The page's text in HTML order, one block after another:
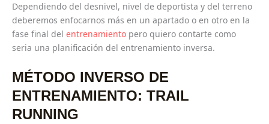
Dependiendo del desnivel, nivel de deportista y del terreno
deberemos enfocarnos más en un apartado o en otro en la
fase final del entrenamiento pero quiero contarte como
seria una planificación del entrenamiento inversa.
MÉTODO INVERSO DE
ENTRENAMIENTO: TRAIL
RUNNING